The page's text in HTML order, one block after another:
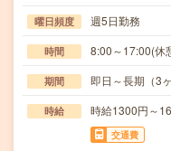
曜日頻度 週5日勤務
時間 8:00～17:00(休
期間 即日～長期（3
時給 時給1300円～
交通費